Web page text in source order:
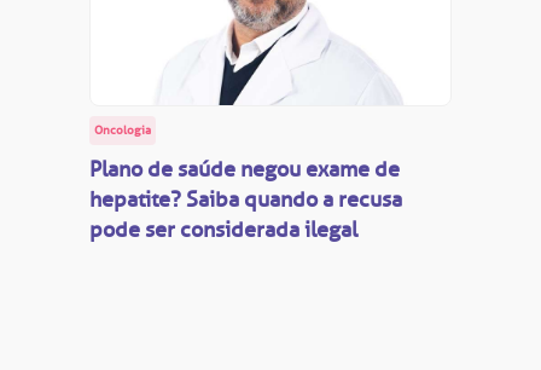
Oncologia
Plano de saúde negou exame de
hepatite? Saiba quando a recusa
pode ser considerada ilegal